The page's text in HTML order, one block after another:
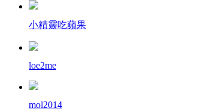
小精靈吃蘋果
loe2me
mol2014